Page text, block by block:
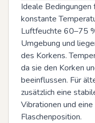
Ideale
konstante
Luftfeuchte 60–75
Umgebung und
des Korkens.
da sie den Korken
beeinflussen. Für
zusätzlich eine
Vibrationen und
Flaschenposition.